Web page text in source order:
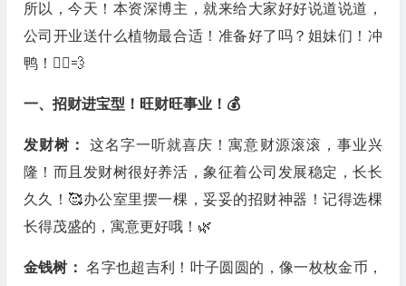
所以，今天！本资深博主，就来给大家好好说道说道，
公司开业送什么植物最合适！准备好了吗？姐妹们！冲
鸭！🏃‍♀️💨
一、招财进宝型！旺财旺事业！💰
发财树： 这名字一听就喜庆！寓意财源滚滚，事业兴
隆！而且发财树很好养活，象征着公司发展稳定，长长
久久！🥰办公室里摆一棵，妥妥的招财神器！记得选棵
长得茂盛的，寓意更好哦！🌿
金钱树：名字也超吉利！叶子圆圆的，像一枚枚金币，